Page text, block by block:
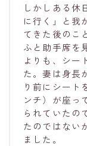
しかしある休
に行く」と我
てきた後のこ
ふと助手席を
よりも、シー
た。妻は身長
り前にシート
ンチ）が座っ
られていたの
たのではない
ました。